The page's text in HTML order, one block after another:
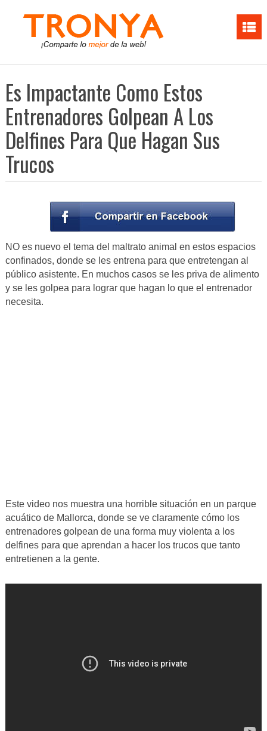
Es Impactante Como Estos
Entrenadores Golpean A Los
Delfines Para Que Hagan Sus
Trucos
NO es nuevo el tema del maltrato animal en estos espacios
confinados, donde se les entrena para que entretengan al
público asistente. En muchos casos se les priva de alimento
y se les golpea para lograr que hagan lo que el entrenador
necesita.
Este video nos muestra una horrible situación en un parque
acuático de Mallorca, donde se ve claramente cómo los
entrenadores golpean de una forma muy violenta a los
delfines para que aprendan a hacer los trucos que tanto
entretienen a la gente.